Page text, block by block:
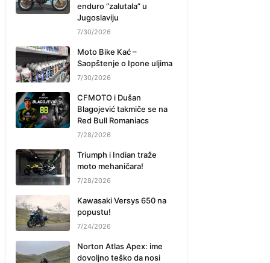
enduro “zalutala” u
Jugoslaviju
7/30/2026
Moto Bike Kać –
Saopštenje o Ipone uljima
7/30/2026
CFMOTO i Dušan
Blagojević takmiče se na
Red Bull Romaniacs
7/28/2026
Triumph i Indian traže
moto mehaničara!
7/28/2026
Kawasaki Versys 650 na
popustu!
7/24/2026
Norton Atlas Apex: ime
dovoljno teško da nosi